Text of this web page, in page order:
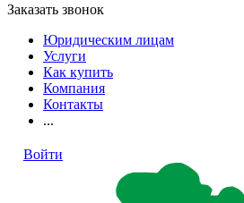
Заказать звонок
Юридическим лицам
Услуги
Как купить
Компания
Контакты
...
Войти